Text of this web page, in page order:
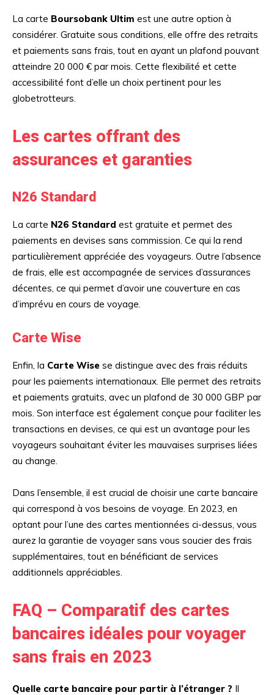
La carte Boursobank Ultim est une autre option à
considérer. Gratuite sous conditions, elle offre des retraits
et paiements sans frais, tout en ayant un plafond pouvant
atteindre 20 000 € par mois. Cette flexibilité et cette
accessibilité font d’elle un choix pertinent pour les
globetrotteurs.
Les cartes offrant des
assurances et garanties
N26 Standard
La carte N26 Standard est gratuite et permet des
paiements en devises sans commission. Ce qui la rend
particulièrement appréciée des voyageurs. Outre l’absence
de frais, elle est accompagnée de services d’assurances
décentes, ce qui permet d’avoir une couverture en cas
d’imprévu en cours de voyage.
Carte Wise
Enfin, la Carte Wise se distingue avec des frais réduits
pour les paiements internationaux. Elle permet des retraits
et paiements gratuits, avec un plafond de 30 000 GBP par
mois. Son interface est également conçue pour faciliter les
transactions en devises, ce qui est un avantage pour les
voyageurs souhaitant éviter les mauvaises surprises liées
au change.
Dans l’ensemble, il est crucial de choisir une carte bancaire
qui correspond à vos besoins de voyage. En 2023, en
optant pour l’une des cartes mentionnées ci-dessus, vous
aurez la garantie de voyager sans vous soucier des frais
supplémentaires, tout en bénéficiant de services
additionnels appréciables.
FAQ – Comparatif des cartes
bancaires idéales pour voyager
sans frais en 2023
Quelle carte bancaire pour partir à l’étranger ? Il